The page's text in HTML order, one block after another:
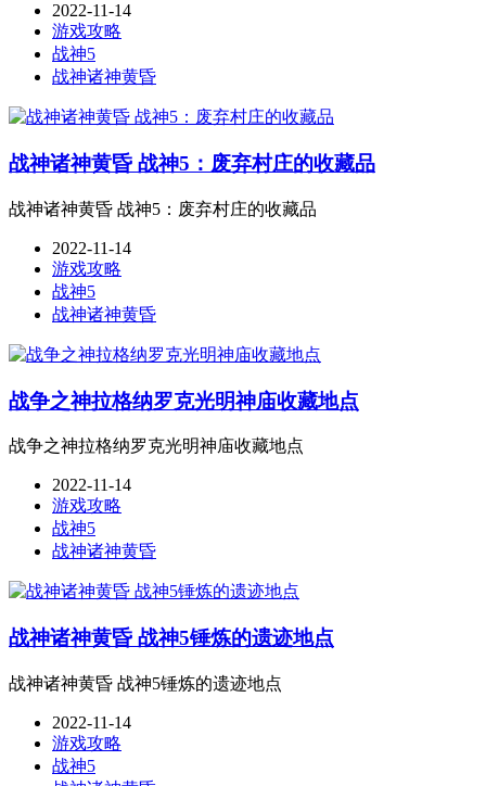
2022-11-14
游戏攻略
战神5
战神诸神黄昏
战神诸神黄昏 战神5：废弃村庄的收藏品
战神诸神黄昏 战神5：废弃村庄的收藏品
2022-11-14
游戏攻略
战神5
战神诸神黄昏
战争之神拉格纳罗克光明神庙收藏地点
战争之神拉格纳罗克光明神庙收藏地点
2022-11-14
游戏攻略
战神5
战神诸神黄昏
战神诸神黄昏 战神5锤炼的遗迹地点
战神诸神黄昏 战神5锤炼的遗迹地点
2022-11-14
游戏攻略
战神5